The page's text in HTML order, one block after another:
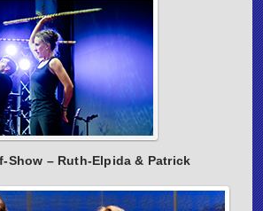
Show – Ruth-Elpida & Patrick